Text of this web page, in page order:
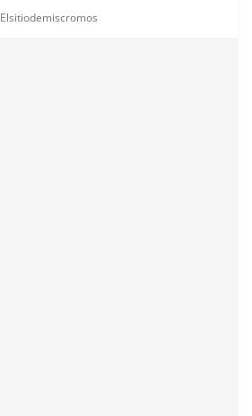
Elsitiodemiscromos